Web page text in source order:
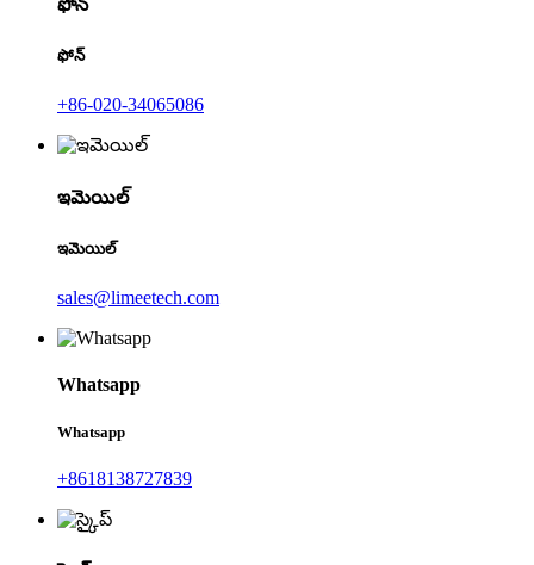
ఫోన్
ఫోన్
+86-020-34065086
ఇమెయిల్
ఇమెయిల్
sales@limeetech.com
Whatsapp
Whatsapp
+8618138727839